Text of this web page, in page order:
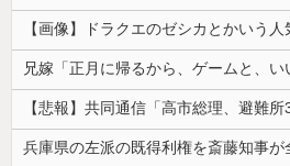
【画像】ドラクエのゼシカとかいう